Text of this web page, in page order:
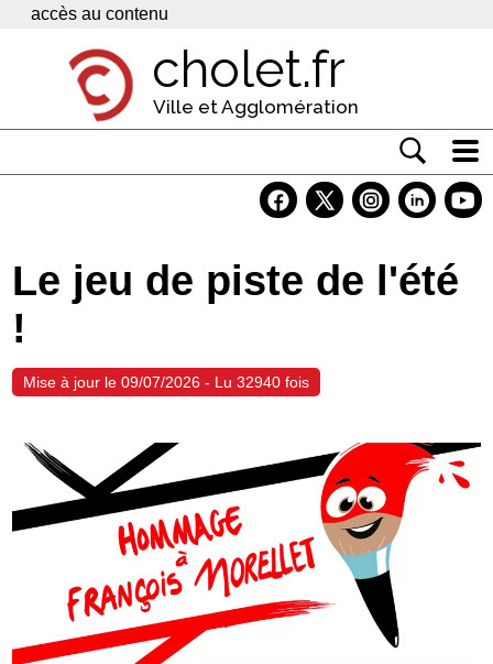
Panneau de gestion des cookies
accès au contenu
cholet.fr
Ville et Agglomération
Economie
Services
Contacts
Le jeu de piste de l'été
!
Mise à jour le 09/07/2026 - Lu 32940 fois